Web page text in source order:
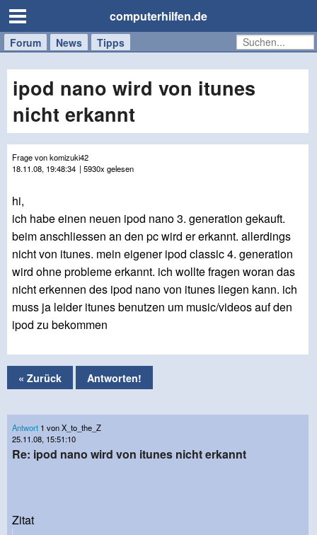
computerhilfen.de
Forum News Tipps
Handy
Tablet
Windows
Mac
ipod nano wird von itunes
nicht erkannt
Frage von komizuki42
18.11.08, 19:48:34 | 5930x gelesen
hi,
ich habe einen neuen ipod nano 3. generation gekauft.
beim anschliessen an den pc wird er erkannt. allerdings
nicht von itunes. mein eigener ipod classic 4. generation
wird ohne probleme erkannt. ich wollte fragen woran das
nicht erkennen des ipod nano von itunes liegen kann. ich
muss ja leider itunes benutzen um music/videos auf den
ipod zu bekommen
« Zurück Antworten!
Antwort 1 von X_to_the_Z
25.11.08, 15:51:10
Re: ipod nano wird von itunes nicht erkannt
Zitat